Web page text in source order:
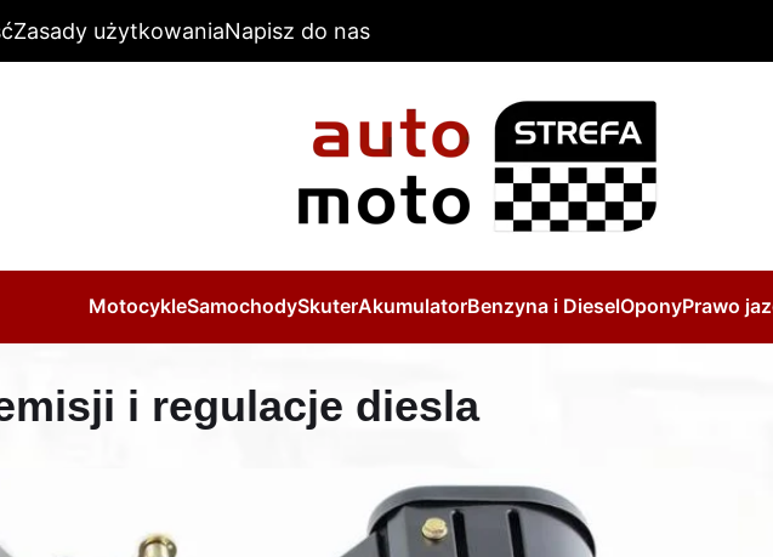
Zasady użytkowaniaNapisz do nas
MotocykleSamochodySkuterAkumulatorBenzyna i DieselOponyPrawo
i regulacje diesla